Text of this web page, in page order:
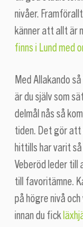
nivåer.
känner att allt är
finns i Lund med
Med Allakando
är du själv som
delmål nås så
tiden. Det gör att
hittills har varit
Veberöd leder till
till favoritämne.
på högre nivå
innan du fick